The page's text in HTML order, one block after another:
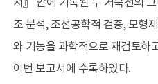
해양유산 디
조사연구 영
우리배 용어
전자도서관
조 분석, 조선공학적 검증, 모형
와 기능을 과학적으로 재검토하
이번 보고서에 수록하였다.